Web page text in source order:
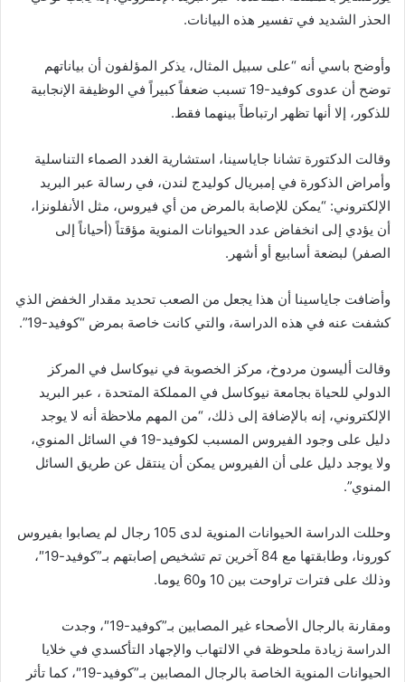
الحذر الشديد في تفسير هذه البيانات.
وأوضح باسي أنه “على سبيل المثال، يذكر المؤلفون أن بياناتهم
توضح أن عدوى كوفيد-19 تسبب ضعفاً كبيراً في الوظيفة الإنجابية
للذكور، إلا أنها تظهر ارتباطاً بينهما فقط.
وقالت الدكتورة تشانا جاياسينا، استشارية الغدد الصماء التناسلية
وأمراض الذكورة في إمبريال كوليدج لندن، في رسالة عبر البريد
الإلكتروني: “يمكن للإصابة بالمرض من أي فيروس، مثل الأنفلونزا،
أن يؤدي إلى انخفاض عدد الحيوانات المنوية مؤقتاً (أحياناً إلى
الصفر) لبضعة أسابيع أو أشهر.
وأضافت جاياسينا أن هذا يجعل من الصعب تحديد مقدار الخفض الذي
كشفت عنه في هذه الدراسة، والتي كانت خاصة بمرض “كوفيد-19”.
وقالت أليسون مردوخ، مركز الخصوبة في نيوكاسل في المركز
الدولي للحياة بجامعة نيوكاسل في المملكة المتحدة ، عبر البريد
الإلكتروني، إنه بالإضافة إلى ذلك، “من المهم ملاحظة أنه لا يوجد
دليل على وجود الفيروس المسبب لكوفيد-19 في السائل المنوي،
ولا يوجد دليل على أن الفيروس يمكن أن ينتقل عن طريق السائل
المنوي”.
وحللت الدراسة الحيوانات المنوية لدى 105 رجال لم يصابوا بفيروس
كورونا، وطابقتها مع 84 آخرين تم تشخيص إصابتهم بـ”كوفيد-19″،
وذلك على فترات تراوحت بين 10 و60 يوما.
ومقارنة بالرجال الأصحاء غير المصابين بـ”كوفيد-19″، وجدت
الدراسة زيادة ملحوظة في الالتهاب والإجهاد التأكسدي في خلايا
الحيوانات المنوية الخاصة بالرجال المصابين بـ”كوفيد-19″، كما تأثر